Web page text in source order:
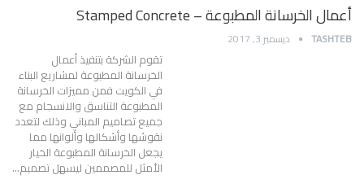
أعمال الخرسانة المطبوعة – Stamped Concrete
TASHTEB ديسمبر 3, 2017
تقوم الشركة بتنفيذ أعمال
الخرسانة المطبوعة لمشاريع البناء
في الكويت فمن مميزات الخرسانة
المطبوعة التناسق والانسجام مع
جميع تصاميم المباني وذلك لتعدد
نقوشها وأشكالها وألوانها مما
يجعل الخرسانة المطبوعة الخيار
الأمثل للمصممين ليسهل تصميم…